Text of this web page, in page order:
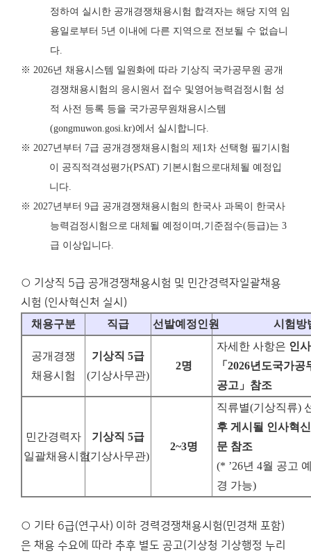
정하여 실시한 공개 경쟁채용시험 합격자는 해당 지역 임
용일로부터 5년 이내에 다른 지역으로 전보될 수 없습니
다.
※ 2026년 채용시스템 일원화에 따라 기상직 국가공무원 공개
경쟁채용시험의 응시원서 접수 및 영어능력검정시험 성
적 사전 등록 등을 국가공무원채용시스템
(gongmuwon.gosi.kr)에서 실시합니다.
※ 2027년부터 7급 공개경쟁채용시험의 제 1차 선택형 필기시험
이 공직적격성평가(PSAT) 기본시험으로대체될 예정입
니다.
※ 2027년부터 9급 공개경쟁채용시험의 한국사 과목이 한국사
능력검정시험으로 대체될 예정이며 ,기준점수(등급)는 3
급 이상입니다.
○ 기상직 5급 공개경쟁채용시험 및 민간경력자일괄채용
시험 (인사혁신처 실시)
채용구분 직급 선발예정인원 시험방
공개경쟁
채용시험
기상직 5급
(기상사무관)
2명
자세한 사항은 인
「 2026년도국가공
공고 」 참조
민간경력자
일괄채용시험
기상직 5급
(기상사무관)
2~3명
직류별(기상직류)
후 게시될 인사혁
문 참조
(* ’26년 4월 공고
경 가능)
○ 기타 6급(연구사) 이하 경력경쟁채용시험(민경채 포함)
은 채용 수요에 따라 추후 별도 공고(기상청 기상행정 누리